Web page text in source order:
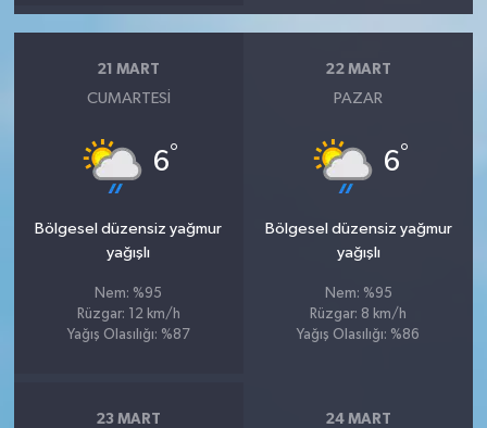
21 MART
CUMARTESI
6°
Bölgesel düzensiz yağmur
yağışlı
Nem: %95
Rüzgar: 12 km/h
Yağış Olasılığı: %87
22 MART
PAZAR
6°
Bölgesel düzensiz yağmur
yağışlı
Nem: %95
Rüzgar: 8 km/h
Yağış Olasılığı: %86
23 MART 24 MART